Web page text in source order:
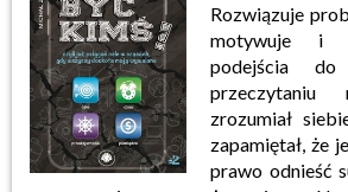
Rozwiązuje
motywuje i
podejścia
przeczytaniu
zrozumiał
zapamiętał, że
prawo odnieść